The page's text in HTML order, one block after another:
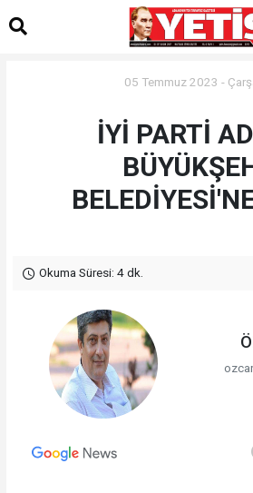
05 Temmuz 2023 -
İYİ PARTİ
Okuma Süresi: 4 dk.